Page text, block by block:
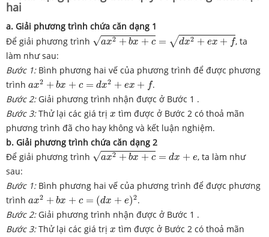
hai
a. Giải phương trình chứa căn dạng 1
Để giải phương trình √ax2 + bx + c = √dx2 + ex + f
ax2+bx+c=dx2 x+f
, ta
làm như sau:
Bước 1:Bình phương hai vế của phương trình để được phương
trình ax2 + bx + c = dx2 + ex + f
2 + bx c x + ex +
.
Bước 2:Giải phương trình nhận được ở Bước 1 .
Bước 3:Thử lại các giá trị x
x tìm được ở Bước 2 có thoả mãn
phương trình đã cho hay không và kết luận nghiệm.
b. Giải phương trình chứa căn dạng 2
Để giải phương trình √ax2 + bx + c = dx + e
ax2+bx+c=dx+
, ta làm như
sau:
Bước 1:Bình phương hai vế của phương trình để được phương
trình ax2 + bx + c = (dx + e)2
2 + bx c dx + e
.
Bước 2:Giải phương trình nhận được ở Bước 1 .
Bước 3:Thử lại các giá trị x
x tìm được ở Bước 2 có thoả mãn